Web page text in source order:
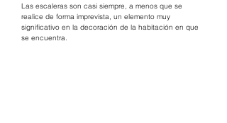
Las escaleras son casi siempre, a menos que se
realice de forma imprevista, un elemento muy
significativo en la decoración de la habitación en que
se encuentra.